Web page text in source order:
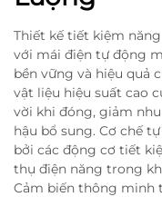
Thiết kế tiết kiệm
với mái điện tự động
bền vững và hiệu quả
vật liệu hiệu suất cao
vời khi đóng, giảm
hậu bổ sung. Cơ chế
bởi các động cơ tiết
thụ điện năng trong
Cảm biến thông minh